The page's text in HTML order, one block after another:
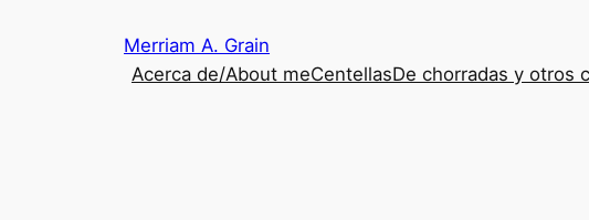
Merriam A. Grain
Acerca de/About meCentellasDe chorradas y otros